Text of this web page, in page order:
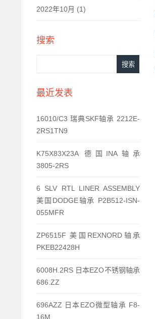
2022年10月 (1)
搜索
最近发表
16010/C3 瑞典SKF轴承 2212E-
2RS1TN9
K75X83X23A 德国INA轴承
3805-2RS
6 SLV RTL LINER ASSEMBLY
美国DODGE轴承 P2B512-ISN-
055MFR
ZP6515F 美国REXNORD轴承
PKEB22428H
6008H.2RS 日本EZO不锈钢轴承
686.ZZ
696AZZ 日本EZO微型轴承 F8-
16M